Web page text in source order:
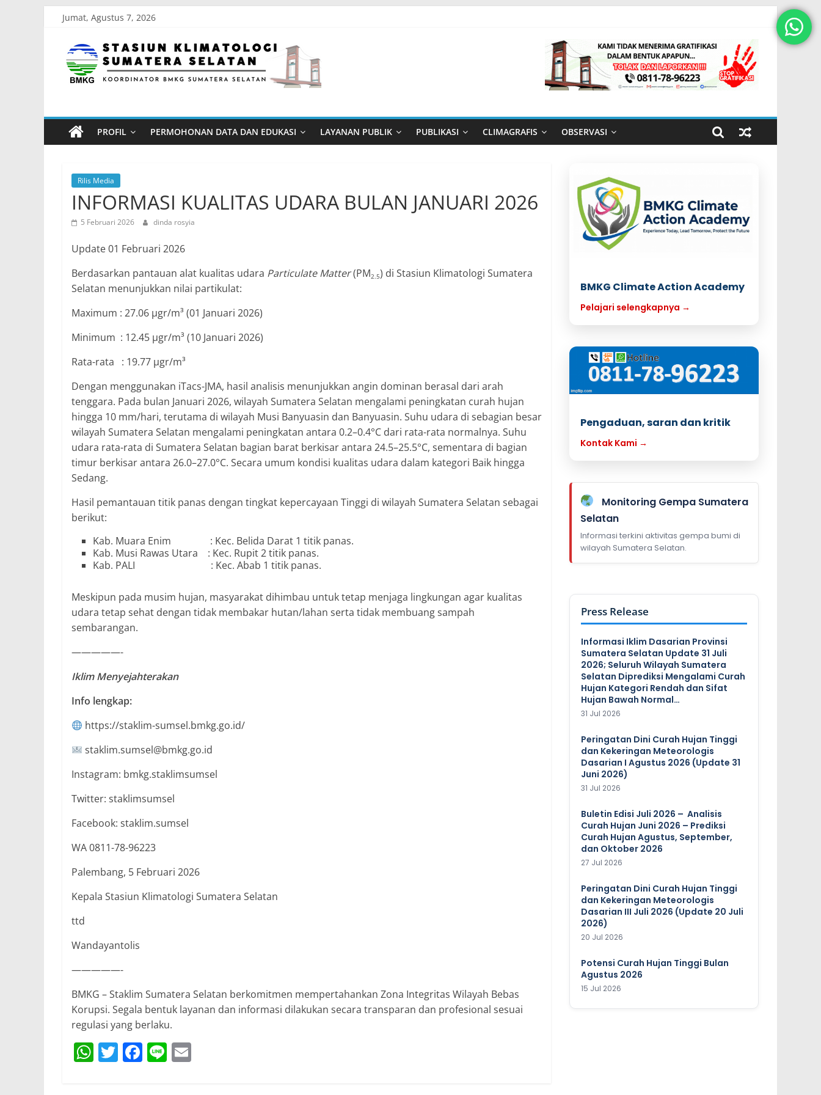
content
Jumat, Agustus 7, 2026
Stasiun
Klimatologi
Sumatera
Selatan
Koordinator
BMKG
Sumatera
Selatan
PROFIL PERMOHONAN DATA DAN EDUKASI LAYANAN PUBLIK PUBLIKASI CLIMAGRAFIS OBSERVASI
Rilis Media
INFORMASI KUALITAS UDARA BULAN JANUARI 2026
5 Februari 2026 dinda rosyia
Update 01 Februari 2026
Berdasarkan pantauan alat kualitas udara Particulate Matter(PM2.5) di Stasiun Klimatologi Sumatera
Selatan menunjukkan nilai partikulat:
Maximum : 27.06 µgr/m³ (01 Januari 2026)
Minimum : 12.45 µgr/m³ (10 Januari 2026)
Rata-rata : 19.77 µgr/m³
Dengan menggunakan iTacs-JMA, hasil analisis menunjukkan angin dominan berasal dari arah
tenggara. Pada bulan Januari 2026, wilayah Sumatera Selatan mengalami peningkatan curah hujan
hingga 10 mm/hari, terutama di wilayah Musi Banyuasin dan Banyuasin. Suhu udara di sebagian besar
wilayah Sumatera Selatan mengalami peningkatan antara 0.2–0.4°C dari rata-rata normalnya. Suhu
udara rata-rata di Sumatera Selatan bagian barat berkisar antara 24.5–25.5°C, sementara di bagian
timur berkisar antara 26.0–27.0°C. Secara umum kondisi kualitas udara dalam kategori Baik hingga
Sedang.
Hasil pemantauan titik panas dengan tingkat kepercayaan Tinggi di wilayah Sumatera Selatan sebagai
berikut:
Kab. Muara Enim : Kec. Belida Darat 1 titik panas.
Kab. Musi Rawas Utara : Kec. Rupit 2 titik panas.
Kab. PALI : Kec. Abab 1 titik panas.
Meskipun pada musim hujan, masyarakat dihimbau untuk tetap menjaga lingkungan agar kualitas
udara tetap sehat dengan tidak membakar hutan/lahan serta tidak membuang sampah
sembarangan.
—————-
Iklim Menyejahterakan
Info lengkap:
https://staklim-sumsel.bmkg.go.id/
staklim.sumsel@bmkg.go.id
Instagram: bmkg.staklimsumsel
Twitter: staklimsumsel
Facebook: staklim.sumsel
WA 0811-78-96223
Palembang, 5 Februari 2026
Kepala Stasiun Klimatologi Sumatera Selatan
ttd
Wandayantolis
—————-
BMKG – Staklim Sumatera Selatan berkomitmen mempertahankan Zona Integritas Wilayah Bebas
Korupsi. Segala bentuk layanan dan informasi dilakukan secara transparan dan profesional sesuai
regulasi yang berlaku.
W T F Li
BMKG Climate Action Academy
Pelajari selengkapnya →
Pengaduan, saran dan kritik
Kontak Kami →
Monitoring Gempa Sumatera
Selatan
Informasi terkini aktivitas gempa bumi di
wilayah Sumatera Selatan.
Press Release
Informasi Iklim Dasarian Provinsi
Sumatera Selatan Update 31 Juli
2026; Seluruh Wilayah Sumatera
Selatan Diprediksi Mengalami Curah
Hujan Kategori Rendah dan Sifat
Hujan Bawah Normal…
31 Jul 2026
Peringatan Dini Curah Hujan Tinggi
dan Kekeringan Meteorologis
Dasarian I Agustus 2026 (Update 31
Juni 2026)
31 Jul 2026
Buletin Edisi Juli 2026 – Analisis
Curah Hujan Juni 2026 – Prediksi
Curah Hujan Agustus, September,
dan Oktober 2026
27 Jul 2026
Peringatan Dini Curah Hujan Tinggi
dan Kekeringan Meteorologis
Dasarian III Juli 2026 (Update 20 Juli
2026)
20 Jul 2026
Potensi Curah Hujan Tinggi Bulan
Agustus 2026
15 Jul 2026